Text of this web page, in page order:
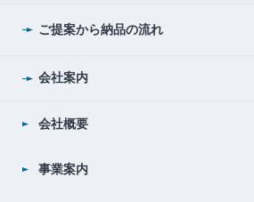
ご提案から納品の流れ
会社案内
会社概要
事業案内